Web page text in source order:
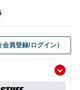
員登録/ログイン）